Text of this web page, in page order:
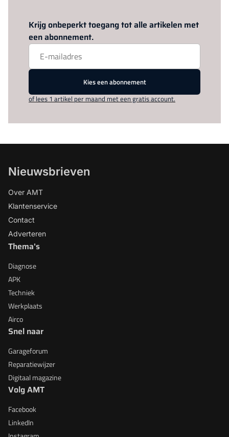
Krijg onbeperkt toegang tot alle artikelen met
een abonnement.
Kies een abonnement
of lees 1 artikel per maand met een gratis account.
Nieuwsbrieven
Over AMT
Klantenservice
Contact
Adverteren
Thema's
Diagnose
APK
Techniek
Werkplaats
Airco
Snel naar
Garageforum
Reparatiewijzer
Digitaal magazine
Volg AMT
Facebook
LinkedIn